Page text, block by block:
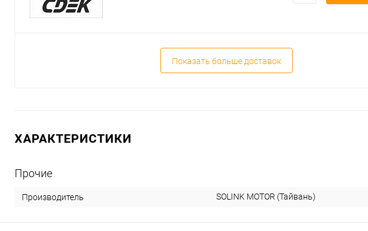
Показать больше доставок
ХАРАКТЕРИСТИКИ
Прочие
Производитель SOLINK MOTOR (Тайвань)